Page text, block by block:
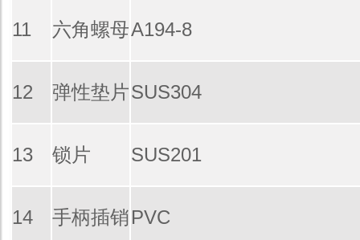
11 六角螺母A194-8
12 弹性垫片SUS304
13 锁片 SUS201
14 手柄插销PVC